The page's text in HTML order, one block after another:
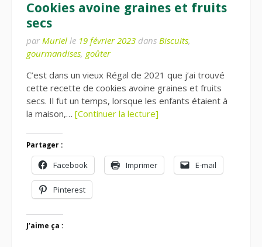
Cookies avoine graines et fruits
secs
par Muriel le 19 février 2023 dans Biscuits,
gourmandises, goûter
C’est dans un vieux Régal de 2021 que j’ai trouvé
cette recette de cookies avoine graines et fruits
secs. Il fut un temps, lorsque les enfants étaient à
la maison,… [Continuer la lecture]
Partager :
Facebook Imprimer E-mail
Pinterest
J’aime ça :